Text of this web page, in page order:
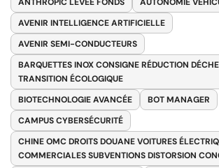
AVENIR INTELLIGENCE ARTIFICIELLE
AVENIR SEMI-CONDUCTEURS
BARQUETTES INOX CONSIGNE RÉDUCTION
TRANSITION ÉCOLOGIQUE
BIOTECHNOLOGIE AVANCÉE
BOT MANAGER
CAMPUS CYBERSÉCURITÉ
CHINE OMC DROITS DOUANE VOITURES
COMMERCIALES SUBVENTIONS DISTORSION